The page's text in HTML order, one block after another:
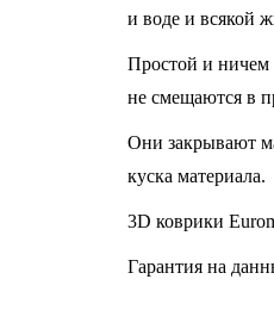
и воде и всякой
Простой и ничем
не смещаются в
Они закрывают
куска материала.
3D коврики
Гарантия на